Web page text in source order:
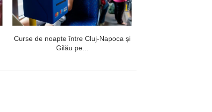
Curse de noapte între Cluj-Napoca și
Gilău pe...